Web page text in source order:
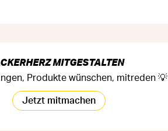
MITGESTALTEN
Produkte wünschen, mitreden 💡
Jetzt mitmachen